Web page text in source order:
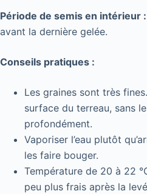
Période de semis en intérieur :
avant la dernière gelée.
Conseils pratiques :
Les graines sont très
surface du terreau, sans
profondément.
Vaporiser l’eau plutôt
les faire bouger.
Température de 20 à 22
peu plus frais après la